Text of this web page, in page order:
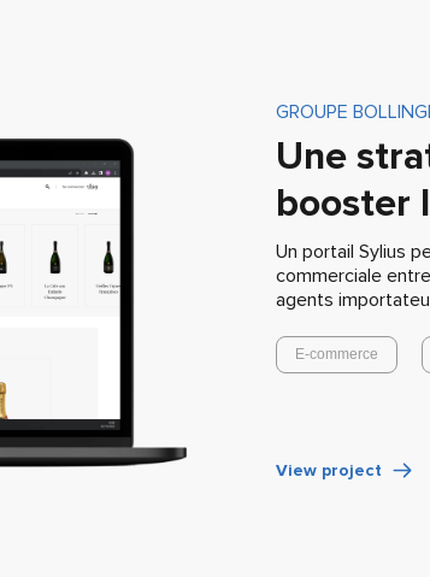
GROUPE
Une
booster
Un portail Sylius
commerciale
agents
E-commerce
View project